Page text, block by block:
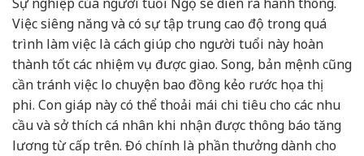
Việc siêng năng và có sự tập trung cao độ trong quá
trình làm việc là cách giúp cho người tuổi này hoàn
thành tốt các nhiệm vụ được giao. Song, bản mệnh cũng
cần tránh việc lo chuyện bao đồng kẻo rước họa thị
phi. Con giáp này có thể thoải mái chi tiêu cho các nhu
cầu và sở thích cá nhân khi nhận được thông báo tăng
lương từ cấp trên. Đó chính là phần thưởng dành cho